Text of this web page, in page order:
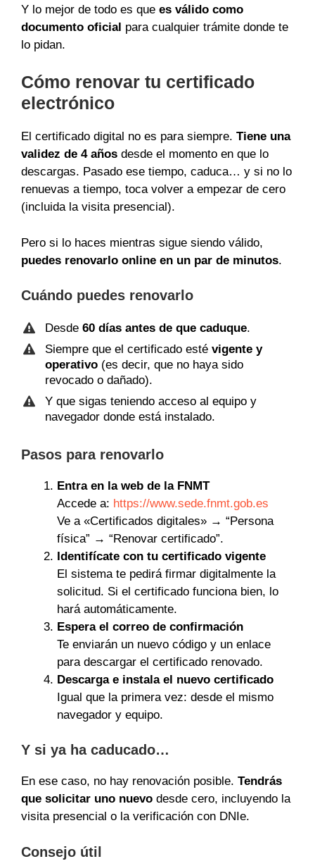
Y lo mejor de todo es que es válido como
documento oficial para cualquier trámite donde te
lo pidan.
Cómo renovar tu certificado
electrónico
El certificado digital no es para siempre. Tiene una
validez de 4 años desde el momento en que lo
descargas. Pasado ese tiempo, caduca… y si no lo
renuevas a tiempo, toca volver a empezar de cero
(incluida la visita presencial).
Pero si lo haces mientras sigue siendo válido,
puedes renovarlo online en un par de minutos.
Cuándo puedes renovarlo
Desde 60 días antes de que caduque.
Siempre que el certificado esté vigente y
operativo (es decir, que no haya sido
revocado o dañado).
Y que sigas teniendo acceso al equipo y
navegador donde está instalado.
Pasos para renovarlo
Entra en la web de la FNMT
Accede a: https://www.sede.fnmt.gob.es
Ve a «Certificados digitales» → “Persona
física” → “Renovar certificado”.
Identifícate con tu certificado vigente
El sistema te pedirá firmar digitalmente la
solicitud. Si el certificado funciona bien, lo
hará automáticamente.
Espera el correo de confirmación
Te enviarán un nuevo código y un enlace
para descargar el certificado renovado.
Descarga e instala el nuevo certificado
Igual que la primera vez: desde el mismo
navegador y equipo.
Y si ya ha caducado…
En ese caso, no hay renovación posible. Tendrás
que solicitar uno nuevo desde cero, incluyendo la
visita presencial o la verificación con DNIe.
Consejo útil